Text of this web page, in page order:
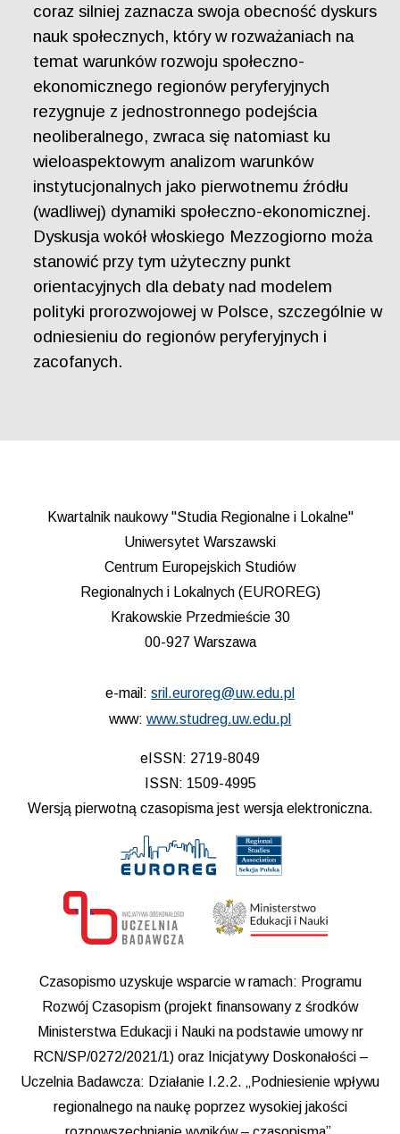
coraz silniej zaznacza swoja obecność dyskurs
nauk społecznych, który w rozważaniach na
temat warunków rozwoju społeczno-
ekonomicznego regionów peryferyjnych
rezygnuje z jednostronnego podejścia
neoliberalnego, zwraca się natomiast ku
wieloaspektowym analizom warunków
instytucjonalnych jako pierwotnemu źródłu
(wadliwej) dynamiki społeczno-ekonomicznej.
Dyskusja wokół włoskiego Mezzogiorno moża
stanowić przy tym użyteczny punkt
orientacyjnych dla debaty nad modelem
polityki prorozwojowej w Polsce, szczególnie w
odniesieniu do regionów peryferyjnych i
zacofanych.
Kwartalnik naukowy "Studia Regionalne i Lokalne"
Uniwersytet Warszawski
Centrum Europejskich Studiów
Regionalnych i Lokalnych (EUROREG)
Krakowskie Przedmieście 30
00-927 Warszawa
e-mail: sril.euroreg@uw.edu.pl
www: www.studreg.uw.edu.pl
eISSN: 2719-8049
ISSN: 1509-4995
Wersją pierwotną czasopisma jest wersja elektroniczna.
Czasopismo uzyskuje wsparcie w ramach: Programu
Rozwój Czasopism (projekt finansowany z środków
Ministerstwa Edukacji i Nauki na podstawie umowy nr
RCN/SP/0272/2021/1) oraz Inicjatywy Doskonałości –
Uczelnia Badawcza: Działanie I.2.2. „Podniesienie wpływu
regionalnego na naukę poprzez wysokiej jakości